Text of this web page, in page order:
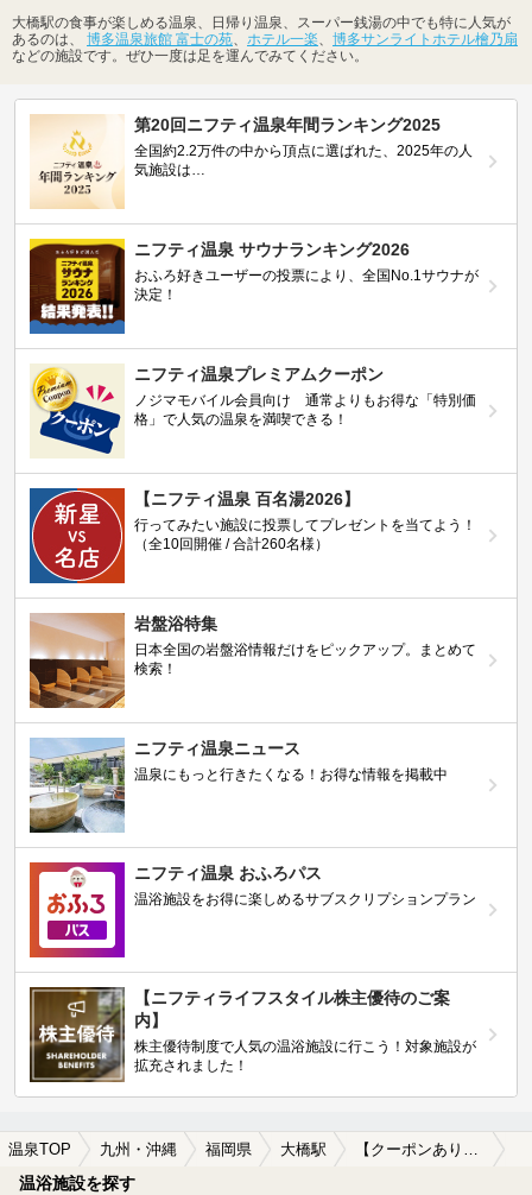
大橋駅の食事が楽しめる温泉、日帰り温泉、スーパー銭湯の中でも特に人気が
あるのは、 博多温泉旅館 富士の苑 ホテル一楽
博多サンライトホテル檜乃扇
などの施設です。ぜひ一度は足を運んでみてください。
第20回ニフティ温泉年間ランキング2025
全国約2.2万件の中から頂点に選ばれた、2025年の人
気施設は…
ニフティ温泉 サウナランキング2026
おふろ好きユーザーの投票により、全国No.1サウナが
決定！
ニフティ温泉プレミアムクーポン
ノジマモバイル会員向け 通常よりもお得な「特別価
格」で人気の温泉を満喫できる！
【ニフティ温泉 百名湯2026】
行ってみたい施設に投票してプレゼントを当てよう！
（全10回開催 / 合計260名様）
岩盤浴特集
日本全国の岩盤浴情報だけをピックアップ。まとめて
検索！
ニフティ温泉ニュース
温泉にもっと行きたくなる！お得な情報を掲載中
ニフティ温泉 おふろパス
温浴施設をお得に楽しめるサブスクリプションプラン
【ニフティライフスタイル株主優待のご案
内】
株主優待制度で人気の温浴施設に行こう！対象施設が
拡充されました！
温泉TOP 九州・沖縄 福岡県 大橋駅 【クーポンあり】食事が楽しめる大橋駅近くの温泉、日帰り温泉、スーパー銭湯おすすめ
温浴施設を探す